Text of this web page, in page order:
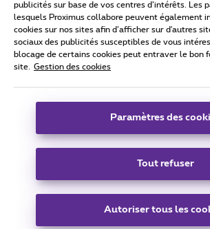
Tous droits réservés. © 2026 Proximus
Conditions générales, info consommateur
Coordonnées de l’entreprise
Boulevard du Roi Albert II 27 - B-1030
Carrier & Wholesale Solutions
|Telindus
publicités sur base de vos centres d’intérêts. Les
lesquels Proximus collabore peuvent également
cookies sur nos sites afin d’afficher sur d'autres
sociaux des publicités susceptibles de vous
blocage de certains cookies peut entraver le bon
site.
Gestion des cookies
Paramètres des
Tout refuser
Autoriser tous les